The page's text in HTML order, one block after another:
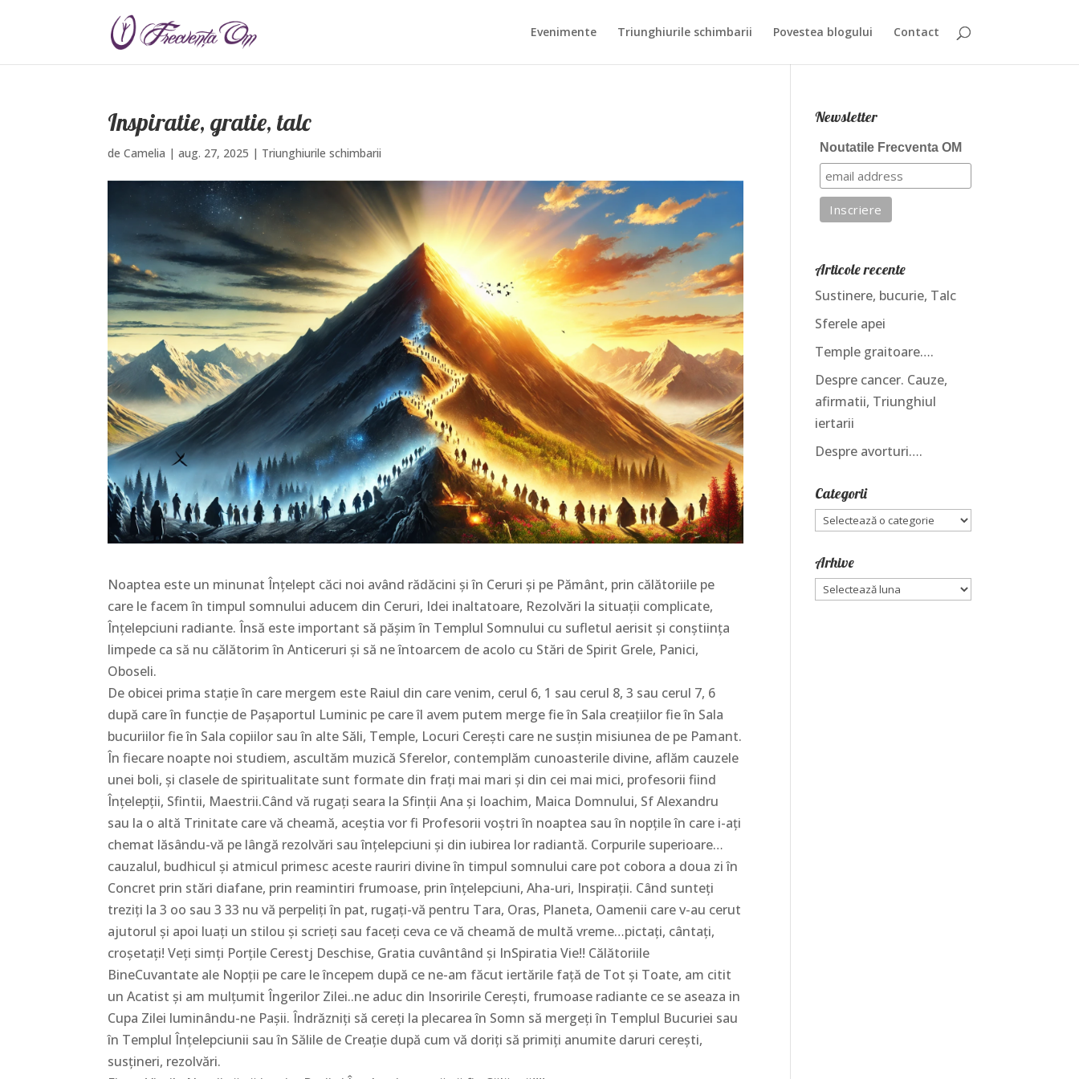
Evenimente Triunghiurile schimbarii Povestea blogului Contact
Inspiratie, gratie, talc
deCamelia |aug. 27, 2025 | Triunghiurile schimbarii
Noaptea este un minunat Înțelept căci noi având rădăcini și în Ceruri și pe Pământ, prin călătoriile pe
care le facem în timpul somnului aducem din Ceruri, Idei inaltatoare, Rezolvări la situații complicate,
Înțelepciuni radiante. Însă este important să pășim în Templul Somnului cu sufletul aerisit și conștiința
limpede ca să nu călătorim în Anticeruri și să ne întoarcem de acolo cu Stări de Spirit Grele, Panici,
Oboseli.
De obicei prima stație în care mergem este Raiul din care venim, cerul 6, 1 sau cerul 8, 3 sau cerul 7, 6
după care în funcție de Pașaportul Luminic pe care îl avem putem merge fie în Sala creațiilor fie în Sala
bucuriilor fie în Sala copiilor sau în alte Săli, Temple, Locuri Cerești care ne susțin misiunea de pe Pamant.
În fiecare noapte noi studiem, ascultăm muzică Sferelor, contemplăm cunoasterile divine, aflăm cauzele
unei boli, și clasele de spiritualitate sunt formate din frați mai mari și din cei mai mici, profesorii fiind
Înțelepții, Sfintii, Maestrii.Când vă rugați seara la Sfinții Ana și Ioachim, Maica Domnului, Sf Alexandru
sau la o altă Trinitate care vă cheamă, aceștia vor fi Profesorii voștri în noaptea sau în nopțile în care i-ați
chemat lăsându-vă pe lângă rezolvări sau înțelepciuni și din iubirea lor radiantă. Corpurile superioare…
cauzalul, budhicul și atmicul primesc aceste rauriri divine în timpul somnului care pot cobora a doua zi în
Concret prin stări diafane, prin reamintiri frumoase, prin înțelepciuni, Aha-uri, Inspirații. Când sunteți
treziți la 3 oo sau 3 33 nu vă perpeliți în pat, rugați-vă pentru Tara, Oras, Planeta, Oamenii care v-au cerut
ajutorul și apoi luați un stilou și scrieți sau faceți ceva ce vă cheamă de multă vreme…pictați, cântați,
croșetați! Veți simți Porțile Cerestj Deschise, Gratia cuvântând și InSpiratia Vie!! Călătoriile
BineCuvantate ale Nopții pe care le începem după ce ne-am făcut iertările față de Tot și Toate, am citit
un Acatist și am mulțumit Îngerilor Zilei..ne aduc din Insoririle Cerești, frumoase radiante ce se aseaza in
Cupa Zilei luminându-ne Pașii. Îndrăzniți să cereți la plecarea în Somn să mergeți în Templul Bucuriei sau
în Templul Înțelepciunii sau în Sălile de Creație după cum vă doriți să primiți anumite daruri cerești,
susțineri, rezolvări.
Newsletter
Noutatile Frecventa OM
Articole recente
Sustinere, bucurie, Talc
Sferele apei
Temple graitoare….
Despre cancer. Cauze,
afirmatii, Triunghiul
iertarii
Despre avorturi….
Categorii
Categorii
Arhive
Arhive